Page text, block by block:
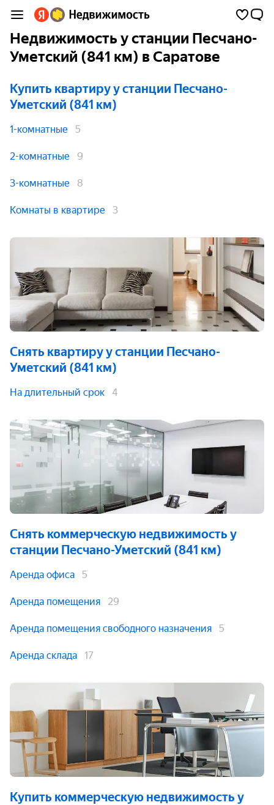
Недвижимость у станции Песчано-
Уметский (841 км) в Саратове
Купить квартируу станции Песчано-
Уметский (841 км)
1-комнатные 5
2-комнатные 9
3-комнатные 8
Комнаты в квартире 3
Снять квартируу станции Песчано-
Уметский (841 км)
На длительный срок 4
Снять коммерческую недвижимость у
станции Песчано-Уметский (841 км)
Аренда офиса 5
Аренда помещения 29
Аренда помещения свободного назначения 5
Аренда склада 17
Купить коммерческую недвижимость у